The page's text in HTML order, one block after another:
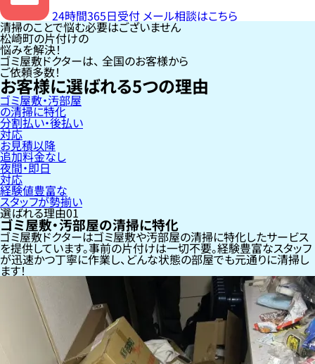
24時間365日受付 メール相談はこちら
清掃のことで悩む必要はございません
松崎町の片付けの
悩みを解決！
ゴミ屋敷ドクターは、 全国のお客様から
ご依頼多数！
お客様に選ばれる5つの理由
ゴミ屋敷・汚部屋
の清掃に特化
分割払い・後払い
対応
お見積以降
追加料金なし
夜間・即日
対応
経験値豊富な
スタッフが勢揃い
選ばれる理由01
ゴミ屋敷・汚部屋の清掃に特化
ゴミ屋敷ドクターはゴミ屋敷や汚部屋の清掃に特化したサービス
を提供しています。事前の片付けは一切不要。経験豊富なスタッフ
が迅速かつ丁寧に作業し、どんな状態の部屋でも元通りに清掃し
ます！